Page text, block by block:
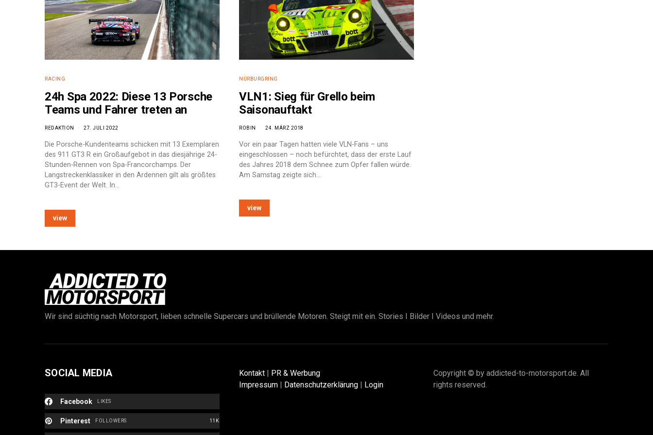
RACING
24h Spa 2022: Diese 13 Porsche
Teams und Fahrer treten an
REDAKTION 27. JULI 2022
Die Porsche-Kundenteams schicken mit 13 Exemplaren
des 911 GT3 R ein Großaufgebot in das diesjährige 24-
Stunden-Rennen von Spa-Francorchamps. Der
Langstreckenklassiker in den Ardennen gilt als größtes
GT3-Event der Welt. In…
view
NÜRBURGRING
VLN1: Sieg für Grello beim
Saisonauftakt
ROBIN 24. MÄRZ 2018
Vor ein paar Tagen hatten viele VLN-Fans – uns
eingeschlossen – noch befürchtet, dass der erste Lauf
des Jahres 2018 dem Schnee zum Opfer fallen würde.
Am Samstag zeigte sich…
view
Wir sind süchtig nach Motorsport, lieben schnelle Supercars und brüllende Motoren. Steigt mit ein. Stories I Bilder I Videos und mehr.
SOCIAL MEDIA
Facebook LIKES
Pinterest 11K
FOLLOWERS
Kontakt | PR & Werbung
Impressum | Datenschutzerklärung | Login
Copyright © by addicted-to-motorsport.de. All
rights reserved.